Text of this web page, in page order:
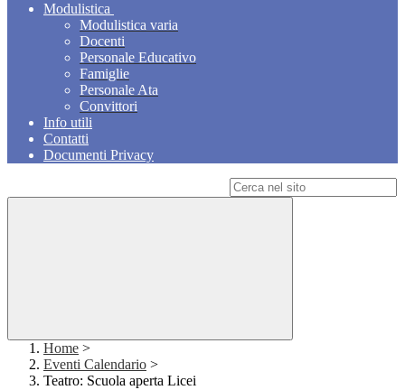
Modulistica
Modulistica varia
Docenti
Personale Educativo
Famiglie
Personale Ata
Convittori
Info utili
Contatti
Documenti Privacy
Home >
Eventi Calendario >
Teatro: Scuola aperta Licei